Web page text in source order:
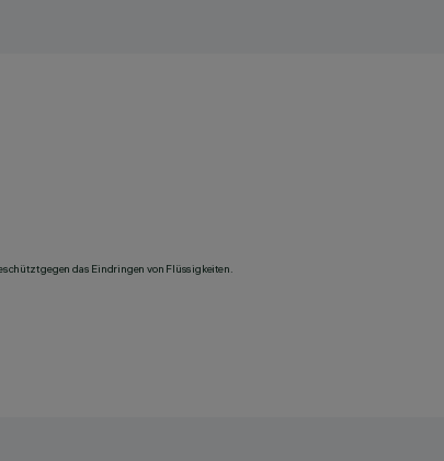
gegen das Eindringen von Flüssigkeiten.